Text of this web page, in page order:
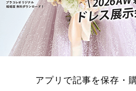
アプリで記事を保存・